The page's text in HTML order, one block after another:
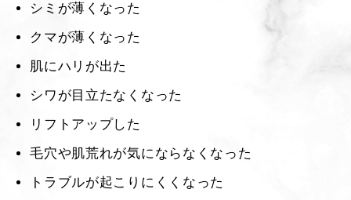
シミが薄くなった
クマが薄くなった
肌にハリが出た
シワが目立たなくなった
リフトアップした
毛穴や肌荒れが気にならなくなった
トラブルが起こりにくくなった